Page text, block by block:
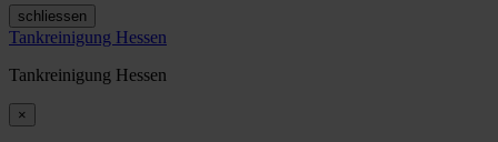
schliessen
Tankreinigung Hessen
Tankreinigung Hessen
×